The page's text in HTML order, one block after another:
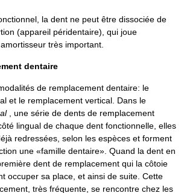
la dent ne peut être dissociée de
(appareil péridentaire), qui joue
très important.
dentaire
de remplacement dentaire: le
et le remplacement vertical. Dans le
, une série de dents de remplacement
lingual de chaque dent fonctionnelle, elles
redressées, selon les espèces et forment
une «famille dentaire». Quand la dent en
dent de remplacement qui la côtoie
occuper sa place, et ainsi de suite. Cette
très fréquente, se rencontre chez les